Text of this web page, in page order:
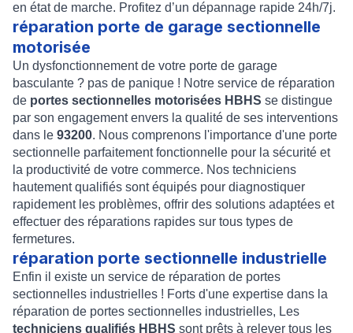
en état de marche. Profitez d’un dépannage rapide 24h/7j.
réparation porte de garage sectionnelle
motorisée
Un dysfonctionnement de votre porte de garage
basculante ? pas de panique ! Notre service de réparation
de portes sectionnelles motorisées HBHS se distingue
par son engagement envers la qualité de ses interventions
dans le 93200. Nous comprenons l'importance d'une porte
sectionnelle parfaitement fonctionnelle pour la sécurité et
la productivité de votre commerce. Nos techniciens
hautement qualifiés sont équipés pour diagnostiquer
rapidement les problèmes, offrir des solutions adaptées et
effectuer des réparations rapides sur tous types de
fermetures.
réparation porte sectionnelle industrielle
Enfin il existe un service de réparation de portes
sectionnelles industrielles ! Forts d'une expertise dans la
réparation de portes sectionnelles industrielles, Les
techniciens qualifiés HBHS sont prêts à relever tous les